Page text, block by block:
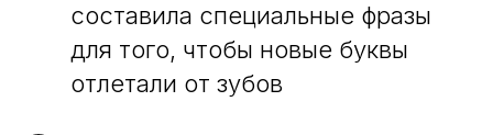
составила специальные фразы
для того, чтобы новые буквы
отлетали от зубов